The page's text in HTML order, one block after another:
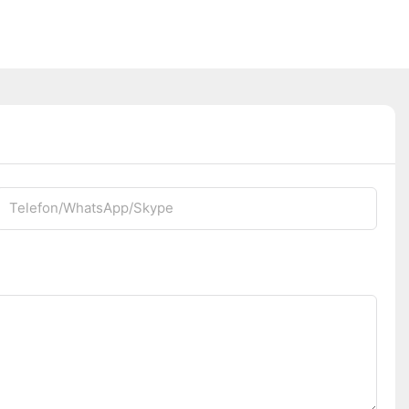
Telefon/WhatsApp/Skype